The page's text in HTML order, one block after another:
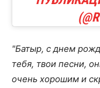
"Батыр, с днем
тебя, твои песни,
очень хорошим и